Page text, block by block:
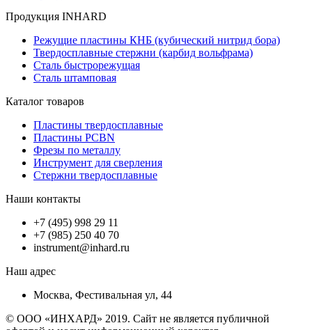
Продукция INHARD
Режущие пластины КНБ (кубический нитрид бора)
Твердосплавные стержни (карбид вольфрама)
Сталь быстрорежущая
Сталь штамповая
Каталог товаров
Пластины твердосплавные
Пластины PCBN
Фрезы по металлу
Инструмент для сверления
Стержни твердосплавные
Наши контакты
+7 (495) 998 29 11
+7 (985) 250 40 70
instrument@inhard.ru
Наш адрес
Москва, Фестивальная ул, 44
© ООО «ИНХАРД» 2019. Сайт не является публичной